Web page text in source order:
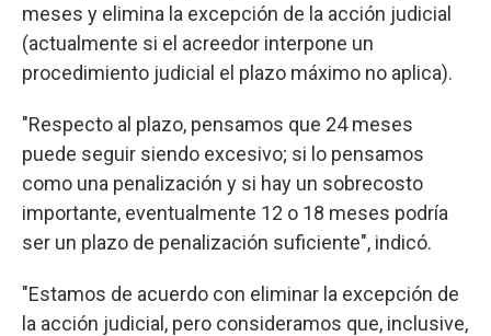
meses y elimina la excepción de la acción judicial
(actualmente si el acreedor interpone un
procedimiento judicial el plazo máximo no aplica).
"Respecto al plazo, pensamos que 24 meses
puede seguir siendo excesivo; si lo pensamos
como una penalización y si hay un sobrecosto
importante, eventualmente 12 o 18 meses podría
ser un plazo de penalización suficiente", indicó.
"Estamos de acuerdo con eliminar la excepción de
la acción judicial, pero consideramos que, inclusive,